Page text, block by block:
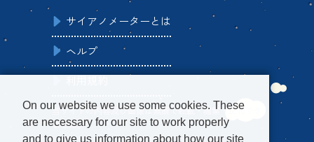
サイアノメーターとは
ヘルプ
当サイトの内容及び画像は無断で転載・編集・配布でき
ません。
On our website we use some cookies. These
are necessary for our site to work properly
and to give us information about how our site